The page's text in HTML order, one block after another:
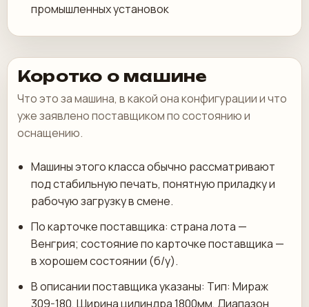
промышленных установок
Коротко о машине
Что это за машина, в какой она конфигурации и что
уже заявлено поставщиком по состоянию и
оснащению.
Машины этого класса обычно рассматривают
под стабильную печать, понятную приладку и
рабочую загрузку в смене.
По карточке поставщика: страна лота —
Венгрия; состояние по карточке поставщика —
в хорошем состоянии (б/у).
В описании поставщика указаны: Тип: Мираж
309-180, Ширина цилиндра 1800мм, Диапазон